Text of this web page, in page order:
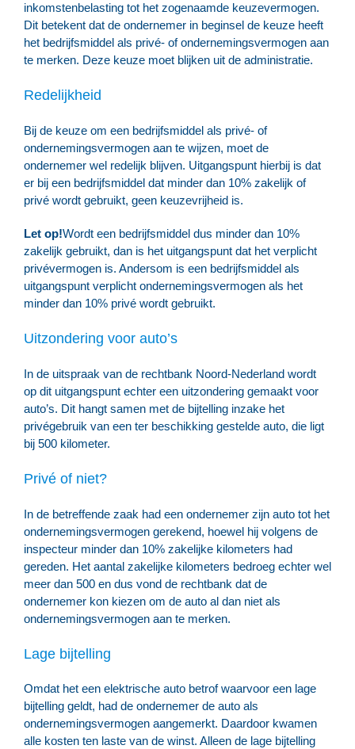
inkomstenbelasting tot het zogenaamde keuzevermogen.
Dit betekent dat de ondernemer in beginsel de keuze heeft
het bedrijfsmiddel als privé- of ondernemingsvermogen aan
te merken. Deze keuze moet blijken uit de administratie.
Redelijkheid
Bij de keuze om een bedrijfsmiddel als privé- of
ondernemingsvermogen aan te wijzen, moet de
ondernemer wel redelijk blijven. Uitgangspunt hierbij is dat
er bij een bedrijfsmiddel dat minder dan 10% zakelijk of
privé wordt gebruikt, geen keuzevrijheid is.
Let op!Wordt een bedrijfsmiddel dus minder dan 10%
zakelijk gebruikt, dan is het uitgangspunt dat het verplicht
privévermogen is. Andersom is een bedrijfsmiddel als
uitgangspunt verplicht ondernemingsvermogen als het
minder dan 10% privé wordt gebruikt.
Uitzondering voor auto’s
In de uitspraak van de rechtbank Noord-Nederland wordt
op dit uitgangspunt echter een uitzondering gemaakt voor
auto’s. Dit hangt samen met de bijtelling inzake het
privégebruik van een ter beschikking gestelde auto, die ligt
bij 500 kilometer.
Privé of niet?
In de betreffende zaak had een ondernemer zijn auto tot het
ondernemingsvermogen gerekend, hoewel hij volgens de
inspecteur minder dan 10% zakelijke kilometers had
gereden. Het aantal zakelijke kilometers bedroeg echter wel
meer dan 500 en dus vond de rechtbank dat de
ondernemer kon kiezen om de auto al dan niet als
ondernemingsvermogen aan te merken.
Lage bijtelling
Omdat het een elektrische auto betrof waarvoor een lage
bijtelling geldt, had de ondernemer de auto als
ondernemingsvermogen aangemerkt. Daardoor kwamen
alle kosten ten laste van de winst. Alleen de lage bijtelling